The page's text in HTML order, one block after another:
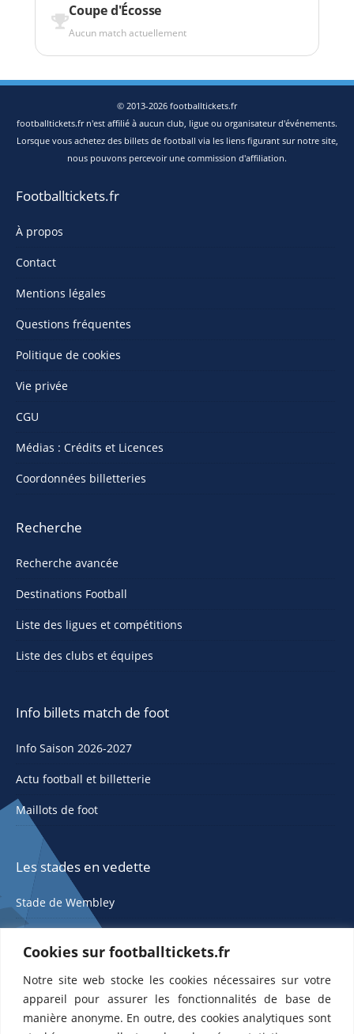
Cookies sur footballtickets.fr
Notre site web stocke les cookies nécessaires sur votre
appareil pour assurer les fonctionnalités de base de
manière anonyme. En outre, des cookies analytiques sont
Coupe d'Écosse
Aucun match actuellement
© 2013-2026 footballtickets.fr
footballtickets.fr n'est affilié à aucun club, ligue ou organisateur d'événements.
Lorsque vous achetez des billets de football via les liens figurant sur notre site,
nous pouvons percevoir une commission d'affiliation.
Footballtickets.fr
À propos
Contact
Mentions légales
Questions fréquentes
Politique de cookies
Vie privée
CGU
Médias : Crédits et Licences
Coordonnées billetteries
Recherche
Recherche avancée
Destinations Football
Liste des ligues et compétitions
Liste des clubs et équipes
Info billets match de foot
Info Saison 2026-2027
Actu football et billetterie
Maillots de foot
Les stades en vedette
Stade de Wembley